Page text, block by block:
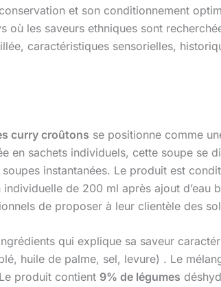
et son conditionnement
où les saveurs ethniques sont
caractéristiques sensorielles,
curry croûtons se positionne comme
en sachets individuels, cette soupe se
instantanées. Le produit est
de 200 ml après ajout
de proposer à leur clientèle des
qui explique sa saveur
huile de palme, sel, levure) . Le
produit contient 9% de légumes